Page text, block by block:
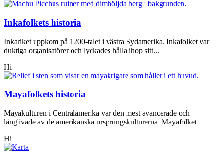
Inkafolkets historia
Inkariket uppkom på 1200-talet i västra Sydamerika. Inkafolket var
duktiga organisatörer och lyckades hålla ihop sitt...
Hi
Mayafolkets historia
Mayakulturen i Centralamerika var den mest avancerade och
långlivade av de amerikanska ursprungskulturerna. Mayafolket...
Hi